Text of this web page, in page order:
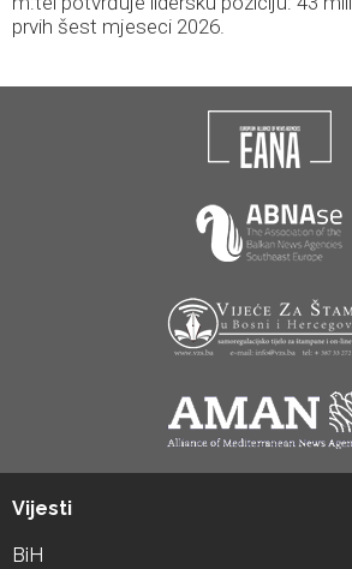
prvih šest mjeseci 2026.
Vijesti
BiH